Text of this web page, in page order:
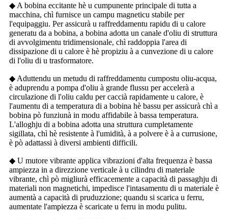
◆ A bobina eccitante hè u cumpunente principale di tutta a
macchina, chì furnisce un campu magneticu stabile per
l'equipaggiu. Per assicurà u raffreddamentu rapidu di u calore
generatu da a bobina, a bobina adotta un canale d'oliu di struttura
di avvolgimentu tridimensionale, chì raddoppia l'area di
dissipazione di u calore è hè propiziu à a cunvezione di u calore
di l'oliu di u trasformatore.
◆ Aduttendu un metudu di raffreddamentu cumpostu oliu-acqua,
è aduprendu a pompa d'oliu à grande flussu per accelerà a
circulazione di l'oliu caldu per caccià rapidamente u calore, è
l'aumentu di a temperatura di a bobina hè bassu per assicurà chì a
bobina pò funziunà in modu affidabile à bassa temperatura.
L'alloghju di a bobina adotta una struttura cumpletamente
sigillata, chì hè resistente à l'umidità, à a polvere è à a currusione,
è pò adattassi à diversi ambienti difficili.
◆ U mutore vibrante applica vibrazioni d'alta frequenza è bassa
ampiezza in a direzzione verticale à u cilindru di materiale
vibrante, chì pò migliurà efficacemente a capacità di passaghju di
materiali non magnetichi, impedisce l'intasamentu di u materiale è
aumentà a capacità di pruduzzione; quandu si scarica u ferru,
aumentate l'ampiezza è scaricate u ferru in modu pulitu.